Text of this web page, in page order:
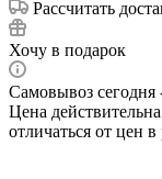
Рассчитать
Хочу в подарок
Самовывоз сегодня
Цена
отличаться от цен